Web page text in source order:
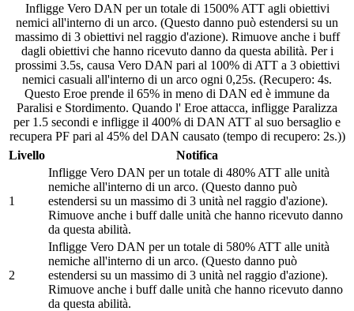
Infligge Vero DAN per un totale di 1500% ATT agli obiettivi
nemici all'interno di un arco. (Questo danno può estendersi su un
massimo di 3 obiettivi nel raggio d'azione). Rimuove anche i buff
dagli obiettivi che hanno ricevuto danno da questa abilità. Per i
prossimi 3.5s, causa Vero DAN pari al 100% di ATT a 3 obiettivi
nemici casuali all'interno di un arco ogni 0,25s. (Recupero: 4s.
Questo Eroe prende il 65% in meno di DAN ed è immune da
Paralisi e Stordimento. Quando l' Eroe attacca, infligge Paralizza
per 1.5 secondi e infligge il 400% di DAN ATT al suo bersaglio e
recupera PF pari al 45% del DAN causato (tempo di recupero: 2s.))
Livello
Notifica
1
Infligge Vero DAN per un totale di 480% ATT alle unità
nemiche all'interno di un arco. (Questo danno può
estendersi su un massimo di 3 unità nel raggio d'azione).
Rimuove anche i buff dalle unità che hanno ricevuto danno
da questa abilità.
2
Infligge Vero DAN per un totale di 580% ATT alle unità
nemiche all'interno di un arco. (Questo danno può
estendersi su un massimo di 3 unità nel raggio d'azione).
Rimuove anche i buff dalle unità che hanno ricevuto danno
da questa abilità.